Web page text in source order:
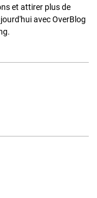
et attirer plus de
avec OverBlog